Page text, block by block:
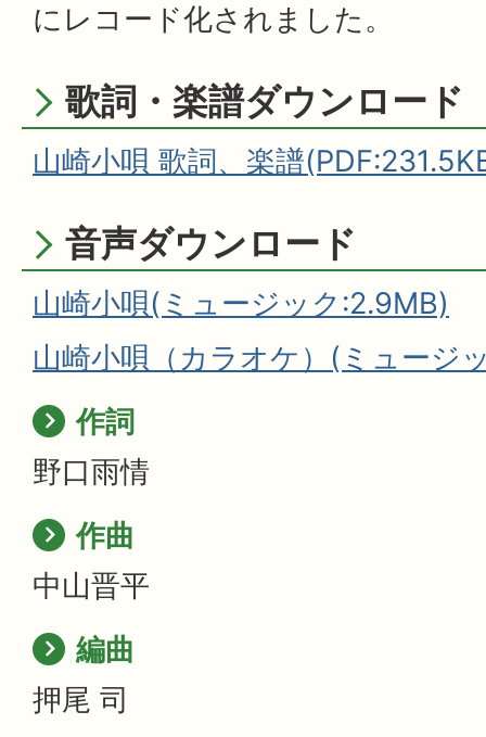
にレコード化されました。
歌詞・楽譜ダウンロード
山崎小唄 歌詞、楽譜
音声ダウンロード
山崎小唄(ミュージック:2.9MB)
山崎小唄（カラオケ）(ミュージ
作詞
野口雨情
作曲
中山晋平
編曲
押尾 司